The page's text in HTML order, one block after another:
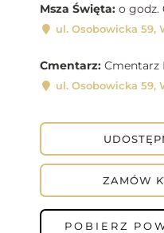
Msza Święta: o godz.
ul. Osobowicka 59,
Cmentarz: Cmentarz
ul. Osobowicka 59,
ZAMÓW
POBIERZ